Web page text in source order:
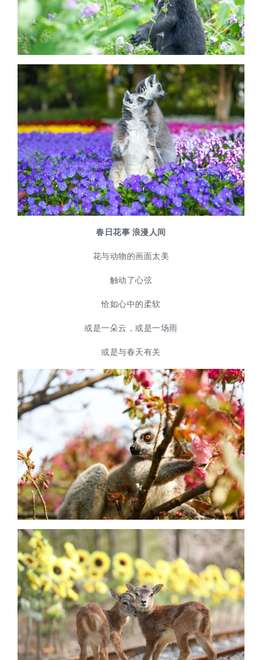
春日花事 浪漫人间
花与动物的画面太美
触动了心弦
恰如心中的柔软
或是一朵云，或是一场雨
或是与春天有关